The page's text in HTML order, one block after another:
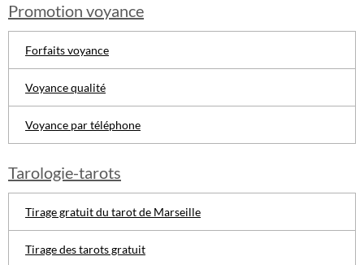
Promotion voyance
Forfaits voyance
Voyance qualité
Voyance par téléphone
Tarologie-tarots
Tirage gratuit du tarot de Marseille
Tirage des tarots gratuit